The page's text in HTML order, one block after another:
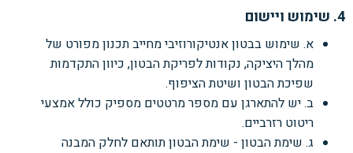
4. שימוש ויישום
א. שימוש בבטון אנטיקורוזיבי מחייב תכנון מפורט של
מהלך היציקה, נקודות לפריקת הבטון, כיוון התקדמות
שפיכת הבטון ושיטת הציפוף.
ב. יש להתארגן עם מספר מרטטים מספיק כולל אמצעי
ריטוט רזרביים.
ג. שימת הבטון - שימת הבטון תותאם לחלק המבנה